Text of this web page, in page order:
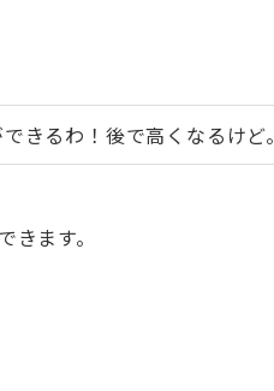
きるわ！後で高くなるけど。
ます。